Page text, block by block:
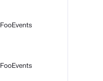
FooEvents
FooEvents